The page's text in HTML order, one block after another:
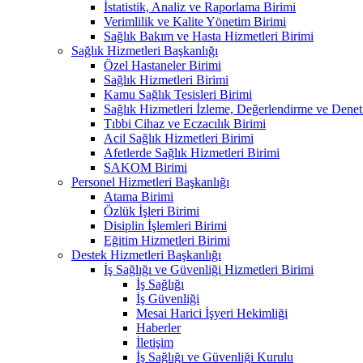
İstatistik, Analiz ve Raporlama Birimi
Verimlilik ve Kalite Yönetim Birimi
Sağlık Bakım ve Hasta Hizmetleri Birimi
Sağlık Hizmetleri Başkanlığı
Özel Hastaneler Birimi
Sağlık Hizmetleri Birimi
Kamu Sağlık Tesisleri Birimi
Sağlık Hizmetleri İzleme, Değerlendirme ve
Tıbbi Cihaz ve Eczacılık Birimi
Acil Sağlık Hizmetleri Birimi
Afetlerde Sağlık Hizmetleri Birimi
SAKOM Birimi
Personel Hizmetleri Başkanlığı
Atama Birimi
Özlük İşleri Birimi
Disiplin İşlemleri Birimi
Eğitim Hizmetleri Birimi
Destek Hizmetleri Başkanlığı
İş Sağlığı ve Güvenliği Hizmetleri Birimi
İş Sağlığı
İş Güvenliği
Mesai Harici İşyeri Hekimliği
Haberler
İletişim
İş Sağlığı ve Güvenliği Kurulu